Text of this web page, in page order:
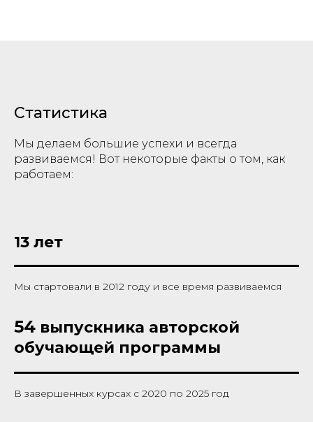
Статистика
Мы делаем большие успехи и всегда
развиваемся! Вот некоторые факты о том, как
работаем:
13 лет
Мы стартовали в 2012 году и все время развиваемся
54 выпускника авторской
обучающей программы
В завершенных курсах с 2020 по 2025 год